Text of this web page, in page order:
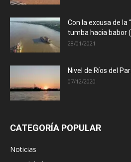
Con la excusa de la
tumba hacia babor
28/01/2021
Nivel de Ríos del
07/12/2020
CATEGORÍA POPULAR
Noticias